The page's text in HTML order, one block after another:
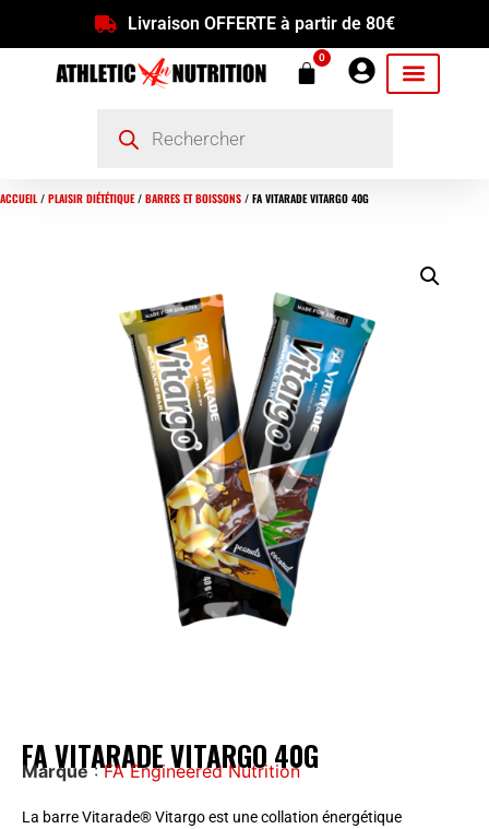
Livraison OFFERTE à partir de 80€
0
ACCUEIL/ PLAISIR DIÉTÉTIQUE/ BARRES ET BOISSONS / FA VITARADE VITARGO 40G
FA VITARADE VITARGO 40G
Marque:FA Engineered Nutrition
La barre Vitarade® Vitargo est une collation énergétique